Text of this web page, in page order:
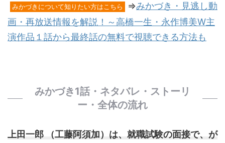
みかづきについて知りたい方はこちら ⇒みかづき・見逃し動
画・再放送情報を解説！～高橋一生・永作博美W主
演作品１話から最終話の無料で視聴できる方法も
みかづき1話・ネタバレ・ストーリ
ー・全体の流れ
上田一郎 （工藤阿須加）は、就職試験の面接で、が